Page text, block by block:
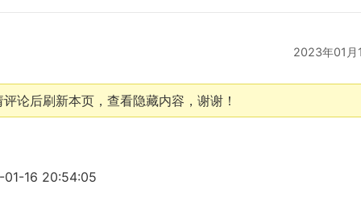
2023年01月
论后刷新本页，查看隐藏内容，谢谢！
01-16 20:54:05